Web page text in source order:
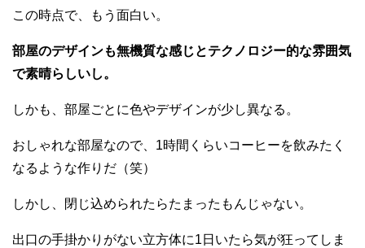
この時点で、もう面白い。
部屋のデザインも無機質な感じとテクノロジー的な雰囲気
で素晴らしいし。
しかも、部屋ごとに色やデザインが少し異なる。
おしゃれな部屋なので、1時間くらいコーヒーを飲みたく
なるような作りだ（笑）
しかし、閉じ込められたらたまったもんじゃない。
出口の手掛かりがない立方体に1日いたら気が狂ってしま